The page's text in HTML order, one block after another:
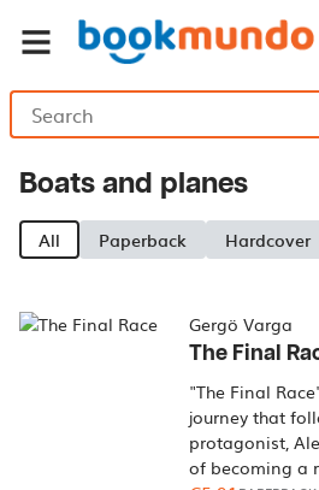
Boats and planes
All Paperback Hardcover
Gergö Varga
The Final
"The Final
journey that
protagonist,
of becoming a